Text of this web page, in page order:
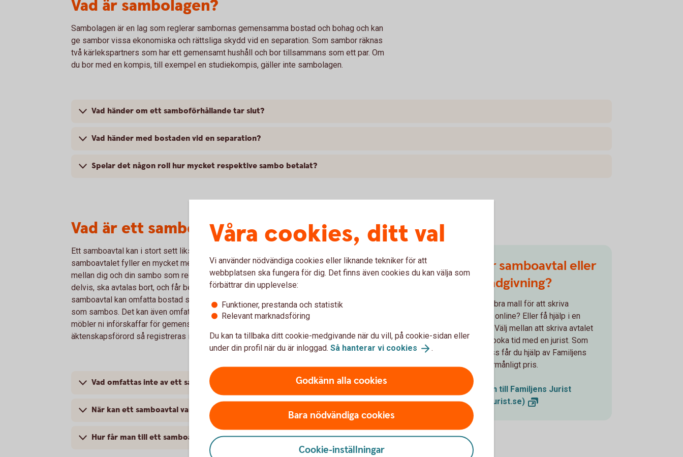
Vad är sambolagen?
Sambolagen är en lag som reglerar sambornas gemensamma bostad och bohag och kan
ge sambor vissa ekonomiska och rättsliga skydd vid en separation. Som sambor räknas
två kärlekspartners som har ett gemensamt hushåll och bor tillsammans som ett par. Om
du bor med en kompis, till exempel en studiekompis, gäller inte sambolagen.
Vad händer om ett samboförhållande tar slut?
Vad händer med bostaden vid en separation?
Spelar det någon roll hur mycket respektive sambo betalat?
Vad är ett samboavtal?
Ett samboavtal kan i stort sett likställas med ett äktenskapsförord, förutom att
samboavtalet fyller en mycket mer begränsad funktion. Det är ett juridiskt bindande avtal
mellan dig och din sambo som reglerar om sambolagens bodelningsregler helt, eller
delvis, ska avtalas bort, och får betydelse vid en separation eller dödsfall. Ett
samboavtal kan omfatta bostad som ni köpt eller skaffat tillsammans för att bo ihop i,
som sambos. Det kan även omfatta ert gemensamma bohag, det vill säga de saker eller
möbler ni införskaffar för gemensamt bruk under tiden ni bor ihop. Till skillnad från ett
äktenskapsförord så registreras inte samboavtalet.
Vad omfattas inte av ett samboavtal?
När kan ett samboavtal vara bra att ha?
Hur får man till ett samboavtal och behövs det registreras?
Mall för samboavtal eller
boka rådgivning?
Vill ni ha en bra mall för att skriva
samboavtal online? Eller få hjälp i en
rådgivning? Välj mellan att skriva avtalet
själva eller boka tid med en jurist. Som
kund hos oss får du hjälp av Familjens
Jurist till förmånligt pris.
Välkommen till Familjens Jurist
(familjensjurist.se)
Våra cookies, ditt val
Vi använder nödvändiga cookies eller liknande tekniker för att
webbplatsen ska fungera för dig. Det finns även cookies du kan välja som
förbättrar din upplevelse:
Funktioner, prestanda och statistik
Relevant marknadsföring
Du kan ta tillbaka ditt cookie-medgivande när du vill, på cookie-sidan eller
under din profil när du är inloggad. Så hanterar vi cookies .
Godkänn alla cookies
Bara nödvändiga cookies
Cookie-inställningar